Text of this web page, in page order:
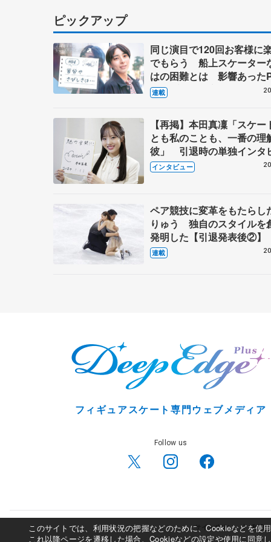
ピックアップ
同じ演目で120回お客様に
でもらう 船上スケーター
はの困難とは 影響あった
キャプテン松永さんの存在
連載
【再掲】本田真凜「スケー
とも私のことも、一番の理
彼」 引退時の単独インタ
で語った競技人生や家族、
これからの夢…
インタビュー
ペア競技に変革をもたらし
りゅう 独自のスタイルを
発明した【引退発表後②】
連載
フィギュアスケート専門ウェブメディア
Follow us
サイトポリシー 利用
このサイトでは、利用状況の把握などのために、Cookieなどを使
これ以降ページを遷移した場合、Cookieなどの設定や使用に同意